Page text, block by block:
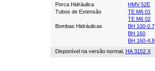
Porca Hidráulica
HMV 52E
Tubos de Extensão
TE M6 01
TE M6 02
Bombas Hidráulicas
BH 100-0.7
BH 160
BH 160-4.8
Disponível na versão normal, HA 3152 X